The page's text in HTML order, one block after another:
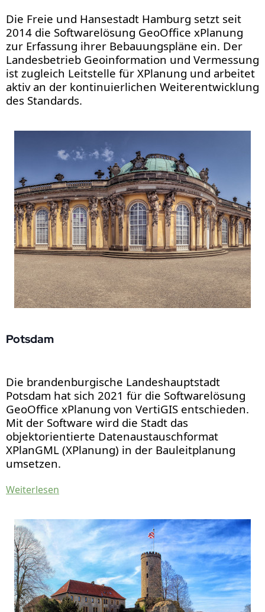
Die Freie und Hansestadt Hamburg setzt seit
2014 die Softwarelösung GeoOffice xPlanung
zur Erfassung ihrer Bebauungspläne ein. Der
Landesbetrieb Geoinformation und Vermessung
ist zugleich Leitstelle für XPlanung und arbeitet
aktiv an der kontinuierlichen Weiterentwicklung
des Standards.
Potsdam
Die brandenburgische Landeshauptstadt
Potsdam hat sich 2021 für die Softwarelösung
GeoOffice xPlanung von VertiGIS entschieden.
Mit der Software wird die Stadt das
objektorientierte Datenaustauschformat
XPlanGML (XPlanung) in der Bauleitplanung
umsetzen.
Weiterlesen